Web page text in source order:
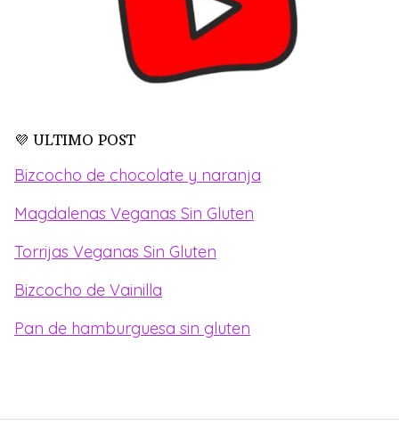
💜 ULTIMO POST
Bizcocho de chocolate y naranja
Magdalenas Veganas Sin Gluten
Torrijas Veganas Sin Gluten
Bizcocho de Vainilla
Pan de hamburguesa sin gluten